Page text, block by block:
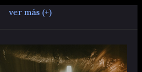
ver más (+)